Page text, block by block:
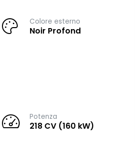
Colore esterno
Noir Profond
Potenza
218 CV (160 kW)